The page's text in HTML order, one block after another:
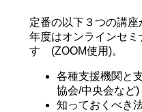
定番の以下３つの講
年度はオンラインセミ
す (ZOOM使用)。
各種支援機関と
協会/中央会など)
知っておくべき